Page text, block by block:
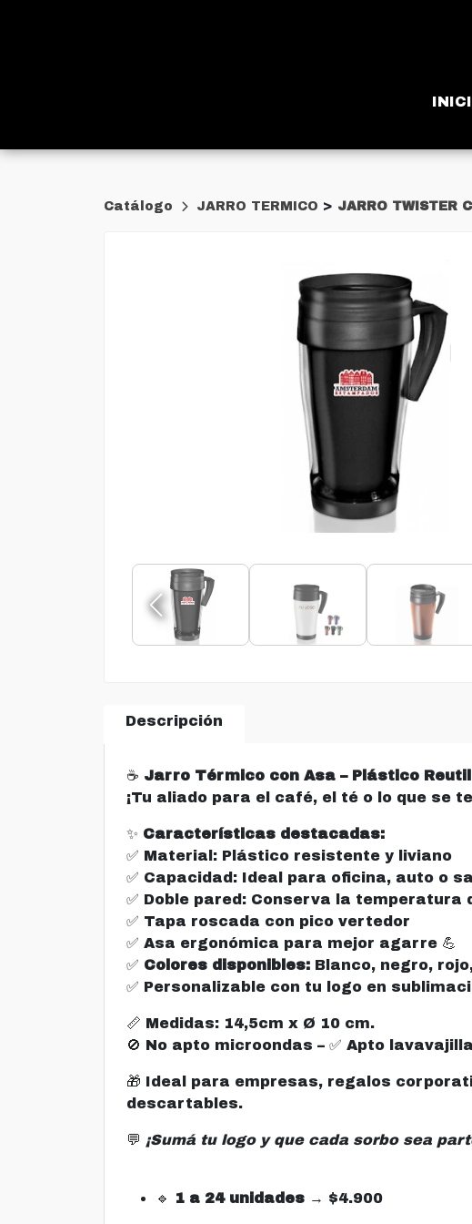
Catálogo JARRO TERMICO > JARRO TWISTER
Descripción
☕ Jarro Térmico con Asa – Plástico
¡Tu aliado para el café, el té o lo que se
✨ Características destacadas:
✅ Material: Plástico resistente y liviano
✅ Capacidad: Ideal para oficina, auto o
✅ Doble pared: Conserva la
✅ Tapa roscada con pico vertedor
✅ Asa ergonómica para mejor agarre 💪
✅ Colores disponibles: Blanco, negro,
✅ Personalizable con tu logo en
📏 Medidas: 14,5cm x Ø 10 cm.
🚫 No apto microondas – ✅ Apto
🎁 Ideal para empresas, regalos
descartables.
💬 ¡Sumá tu logo y que cada sorbo sea
🔹 1 a 24 unidades → $4.900